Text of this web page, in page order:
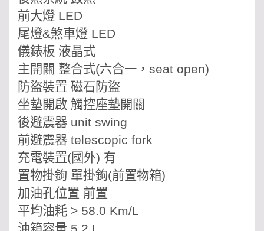
前大燈 LED
尾燈&煞車燈 LED
儀錶板 液晶式
主開關 整合式(六合一，seat open)
防盜裝置 磁石防盜
坐墊開啟 觸控座墊開關
後避震器 unit swing
前避震器 telescopic fork
充電裝置(國外) 有
置物掛鉤 單掛鉤(前置物箱)
加油孔位置 前置
平均油耗 > 58.0 Km/L